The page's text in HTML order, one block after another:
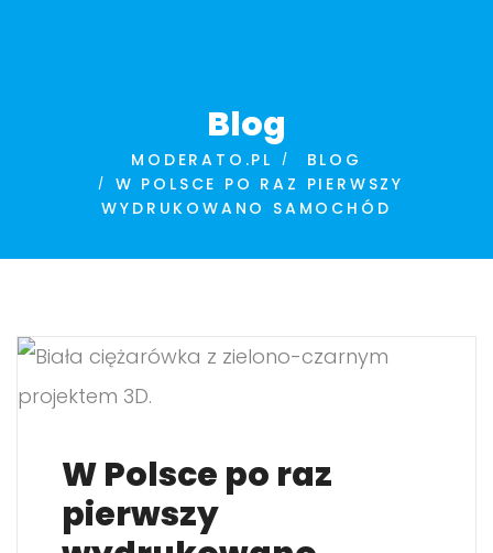
Blog
MODERATO.PL
BLOG
W POLSCE PO RAZ PIERWSZY
WYDRUKOWANO SAMOCHÓD
W Polsce po raz
pierwszy